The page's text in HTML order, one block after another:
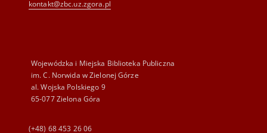
kontakt@zbc.uz.zgora.pl
Wojewódzka i Miejska Biblioteka Publiczna
im. C. Norwida w Zielonej Górze
al. Wojska Polskiego 9
65-077 Zielona Góra
(+48) 68 453 26 06